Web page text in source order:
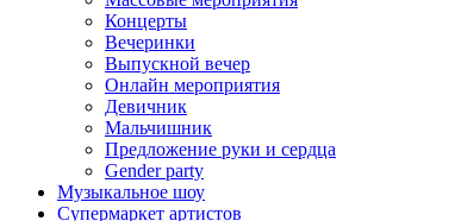
Концерты
Вечеринки
Выпускной вечер
Онлайн мероприятия
Девичник
Мальчишник
Предложение руки и сердца
Gender party
Музыкальное шоу
Супермаркет артистов